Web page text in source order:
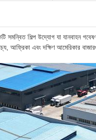
সমন্বিত শিল্প উদ্যোগ যা যানবাহন
আফ্রিকা এবং দক্ষিণ আমেরিকার